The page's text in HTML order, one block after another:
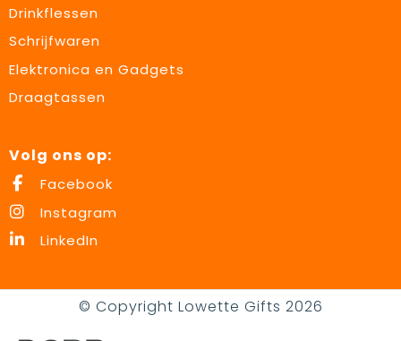
Drinkflessen
Schrijfwaren
Elektronica en Gadgets
Draagtassen
Volg ons op:
Facebook
Instagram
LinkedIn
© Copyright Lowette Gifts 2026